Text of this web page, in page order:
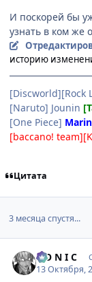
И поскорей бы
узнать в ком же
историю
[Discworld][Rock
[Naruto] Jounin
[One Piece]
[baccano!
Цитата
3 месяца спустя...
S O N I C
13 Октября,